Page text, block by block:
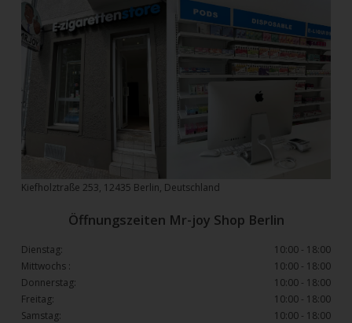
Kiefholztraße 253, 12435 Berlin, Deutschland
Öffnungszeiten Mr-joy Shop Berlin
Dienstag:
10:00 - 18:00
Mittwochs :
10:00 - 18:00
Donnerstag:
10:00 - 18:00
Freitag:
10:00 - 18:00
Samstag:
10:00 - 18:00